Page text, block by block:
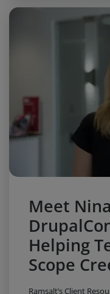
Meet
Helping
Scope
Ramsalt’s Client